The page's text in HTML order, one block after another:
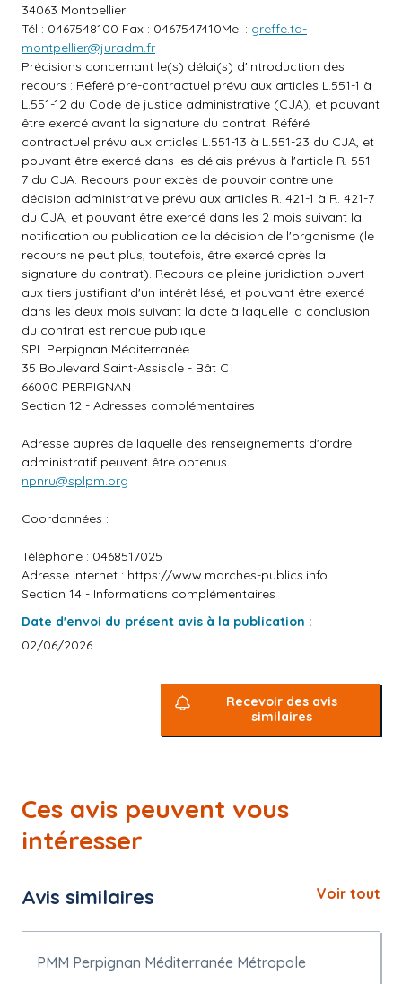
34063 Montpellier
Tél : 0467548100 Fax : 0467547410Mel : greffe.ta-
montpellier@juradm.fr
Précisions concernant le(s) délai(s) d'introduction des
recours : Référé pré-contractuel prévu aux articles L.551-1 à
L.551-12 du Code de justice administrative (CJA), et pouvant
être exercé avant la signature du contrat. Référé
contractuel prévu aux articles L.551-13 à L.551-23 du CJA, et
pouvant être exercé dans les délais prévus à l'article R. 551-
7 du CJA. Recours pour excès de pouvoir contre une
décision administrative prévu aux articles R. 421-1 à R. 421-7
du CJA, et pouvant être exercé dans les 2 mois suivant la
notification ou publication de la décision de l'organisme (le
recours ne peut plus, toutefois, être exercé après la
signature du contrat). Recours de pleine juridiction ouvert
aux tiers justifiant d'un intérêt lésé, et pouvant être exercé
dans les deux mois suivant la date à laquelle la conclusion
du contrat est rendue publique
SPL Perpignan Méditerranée
35 Boulevard Saint-Assiscle - Bât C
66000 PERPIGNAN
Section 12 - Adresses complémentaires
Adresse auprès de laquelle des renseignements d'ordre
administratif peuvent être obtenus :
npnru@splpm.org
Coordonnées :
Téléphone : 0468517025
Adresse internet : https://www.marches-publics.info
Section 14 - Informations complémentaires
Date d'envoi du présent avis à la publication :
02/06/2026
Recevoir des avis
similaires
Ces avis peuvent vous
intéresser
Avis similaires Voir tout
PMM Perpignan Méditerranée Métropole